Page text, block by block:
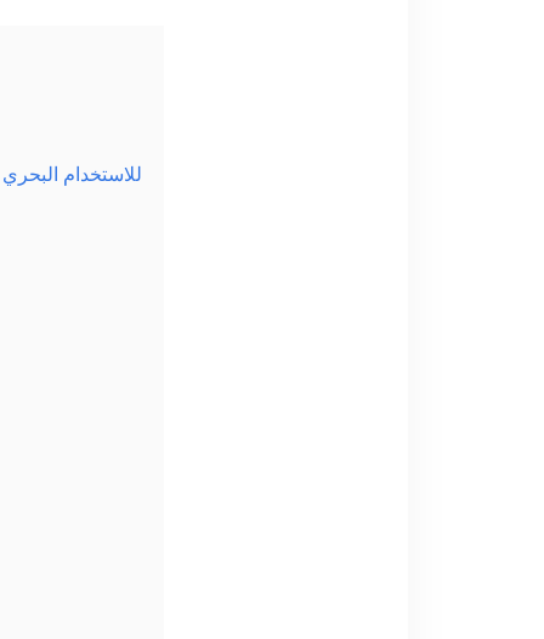
شبكات من الفولاذ الكربوني والفولاذ المقاوم للصدأ وألياف البلاستيك المقواة (FRP) للاستخدام البحري